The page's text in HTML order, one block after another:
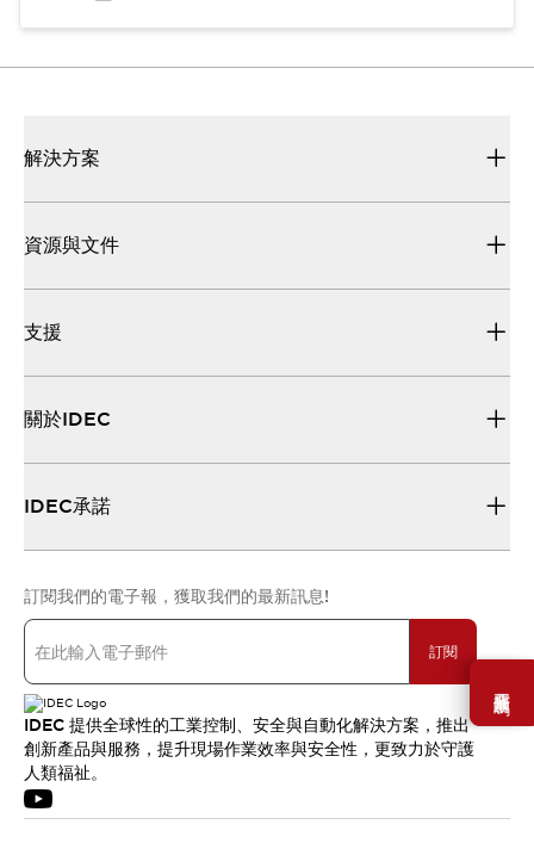
需要幫助嗎？
解決方案
資源與文件
支援
關於IDEC
IDEC承諾
訂閱我們的電子報，獲取我們的最新訊息!
訂閱
IDEC 提供全球性的工業控制、安全與自動化解決方案，推出
創新產品與服務，提升現場作業效率與安全性，更致力於守護
人類福祉。